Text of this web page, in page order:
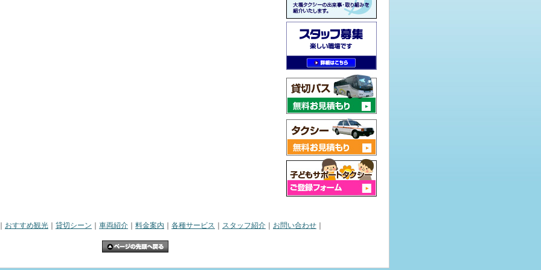
｜ おすすめ観光 ｜ 貸切シーン ｜ 車両紹介 ｜ 料金案内 ｜ 各種サービス ｜ スタッフ紹介 ｜ お問い合わせ ｜